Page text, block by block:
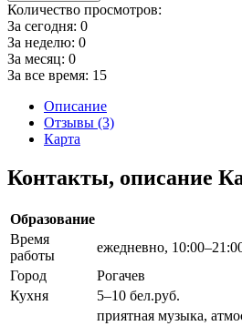
Количество просмотров:
За сегодня: 0
За неделю: 0
За месяц: 0
За все время: 15
Описание
Отзывы (3)
Карта
Контакты, описание
Образование
Время
работы
ежедневно,
Город
Рогачев
Кухня
5–10 бел.руб.
приятная музыка,